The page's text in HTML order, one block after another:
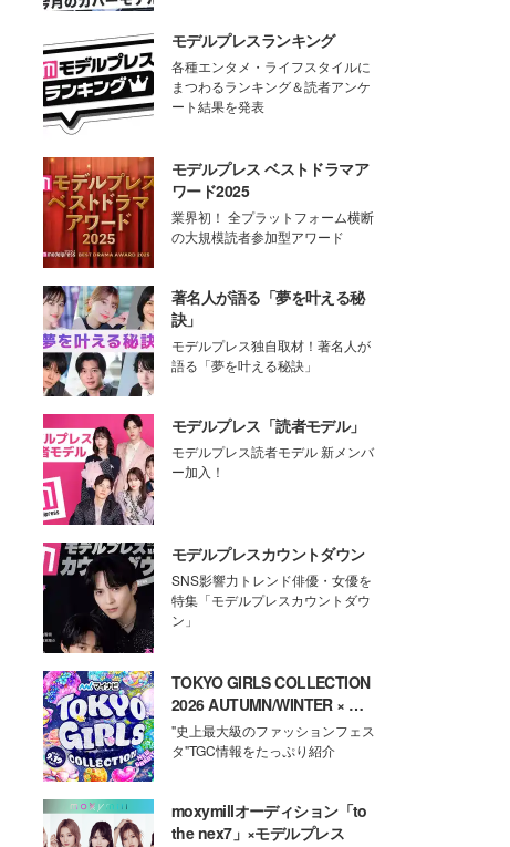
モデルプレスランキング
各種エンタメ・ライフスタイルに
まつわるランキング＆読者アンケ
ート結果を発表
モデルプレス ベストドラマア
ワード2025
業界初！ 全プラットフォーム横断
の大規模読者参加型アワード
著名人が語る「夢を叶える秘
訣」
モデルプレス独自取材！著名人が
語る「夢を叶える秘訣」
モデルプレス「読者モデル」
モデルプレス読者モデル 新メンバ
ー加入！
モデルプレスカウントダウン
SNS影響力トレンド俳優・女優を
特集「モデルプレスカウントダウ
ン」
TOKYO GIRLS COLLECTION
2026 AUTUMN/WINTER × モ
デルプレス
"史上最大級のファッションフェス
タ"TGC情報をたっぷり紹介
moxymillオーディション「to
the nex7」×モデルプレス